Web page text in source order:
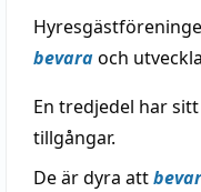
bevaraoch
En tredjedel har
tillgångar.
De är dyra att